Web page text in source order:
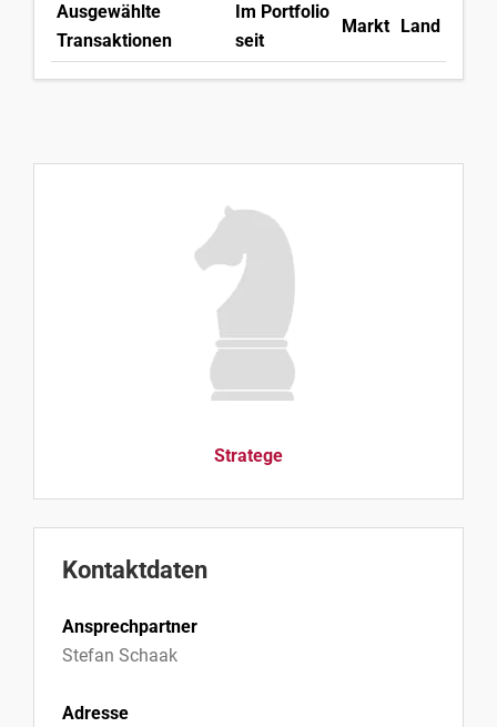
Ausgewählte
Transaktionen
Im Portfolio
seit
Markt Land
Stratege
Kontaktdaten
Ansprechpartner
Stefan Schaak
Adresse